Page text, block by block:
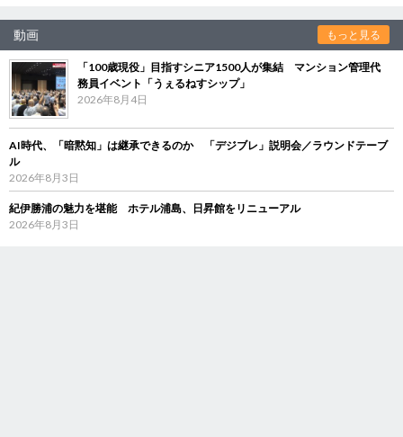
動画 もっと見る
「100歳現役」目指すシニア1500人が集結 マンション管理代
務員イベント「うぇるねすシップ」
2026年8月4日
AI時代、「暗黙知」は継承できるのか 「デジブレ」説明会／ラウンドテーブ
ル
2026年8月3日
紀伊勝浦の魅力を堪能 ホテル浦島、日昇館をリニューアル
2026年8月3日